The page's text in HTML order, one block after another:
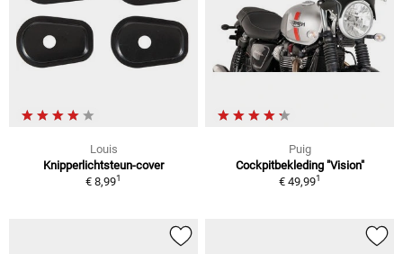
Louis
Knipperlichtsteun-cover
€ 8,991
Puig
Cockpitbekleding "Vision"
€ 49,991